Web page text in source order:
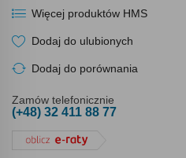
Więcej produktów HMS
Dodaj do ulubionych
Dodaj do porównania
Zamów telefonicznie
(+48) 32 411 88 77